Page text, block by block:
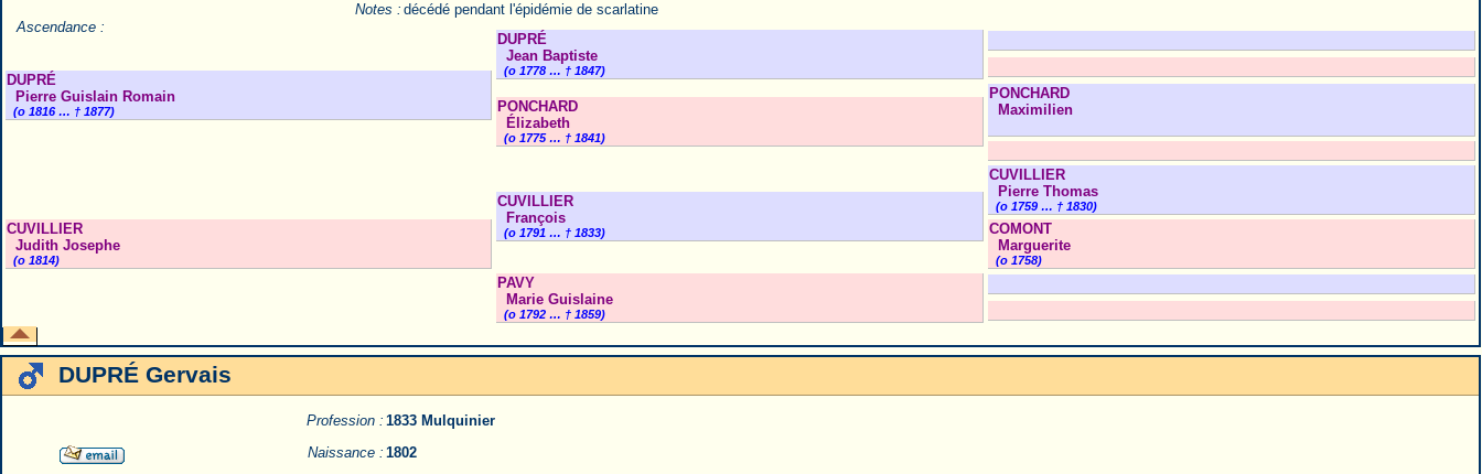
Notes : décédé pendant l'épidémie de scarlatine
DUPRÉ
Pierre Guislain Romain
(o 1816 … † 1877)
DUPRÉ
Jean Baptiste
(o 1778 … † 1847)
PONCHARD
Élizabeth
(o 1775 … † 1841)
PONCHARD
Maximilien
CUVILLIER
Judith Josephe
(o 1814)
CUVILLIER
François
(o 1791 … † 1833)
CUVILLIER
Pierre Thomas
(o 1759 … † 1830)
COMONT
Marguerite
(o 1758)
PAVY
Marie Guislaine
(o 1792 … † 1859)
Ascendance :
DUPRÉ Gervais
Profession : 1833 Mulquinier
Naissance : 1802